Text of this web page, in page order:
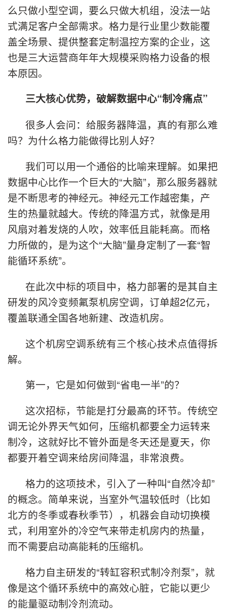
么只做小型空调，要么只做大机组，没法一站
式满足客户全部需求。格力是行业里少数能覆
盖全场景、提供整套定制温控方案的企业，这
也是三大运营商年年大规模采购格力设备的根
本原因。
三大核心优势，破解数据中心“制冷痛点”
很多人会问：给服务器降温，真的有那么难
吗？为什么格力能做得比别人好？
我们可以用一个通俗的比喻来理解。如果把
数据中心比作一个巨大的“大脑”，那么服务器就
是不断思考的神经元。神经元工作越密集，产
生的热量就越大。传统的降温方式，就像是用
风扇对着发烧的人吹，效率低且能耗高。而格
力所做的，是为这个“大脑”量身定制了一套“智
能循环系统”。
在此次中标的项目中，格力部署的是其自主
研发的风冷变频氟泵机房空调，订单超2亿元，
覆盖联通全国各地新建、改造机房。
这个机房空调系统有三个核心技术点值得拆
解。
第一，它是如何做到“省电一半”的？
这次招标，节能是打分最高的环节。传统空
调无论外界天气如何，压缩机都要全力运转来
制冷，这就好比不管外面是冬天还是夏天，你
都要开着空调来给房间降温，非常浪费。
格力的这项技术，引入了一种叫“自然冷却”
的概念。简单来说，当室外气温较低时（比如
北方的冬季或春秋季节），机器会自动切换模
式，利用室外的冷空气来带走机房内的热量，
而不需要启动高能耗的压缩机。
格力自主研发的“转缸容积式制冷剂泵”，就
像是这个循环系统中的高效心脏，它能以更少
的能量驱动制冷剂流动。